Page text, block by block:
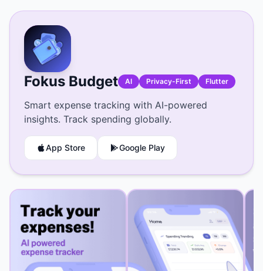
Fokus Budget AI Privacy-First Flutter
Smart expense tracking with AI-powered
insights. Track spending globally.
App Store Google Play